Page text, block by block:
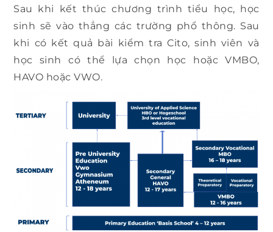
Sau khi kết thúc chương trình tiểu học, học
sinh sẽ vào thẳng các trường phổ thông. Sau
khi có kết quả bài kiểm tra Cito, sinh viên và
học sinh có thể lựa chọn học hoặc VMBO,
HAVO hoặc VWO.